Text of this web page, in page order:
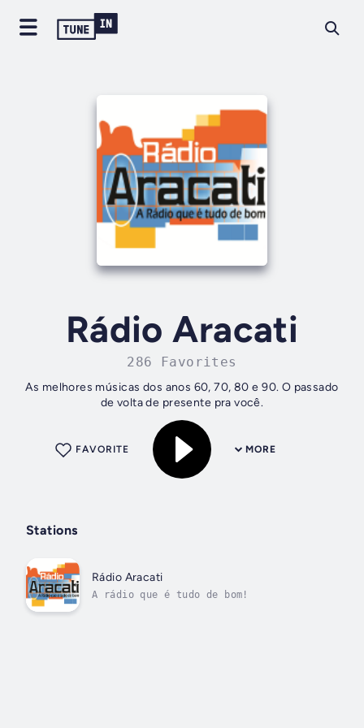
Rádio Aracati
286 Favorites
As melhores músicas dos anos 60, 70, 80 e 90. O passado
de volta de presente pra você.
MORE
FAVORITE
Stations
Rádio Aracati
A rádio que é tudo de bom!